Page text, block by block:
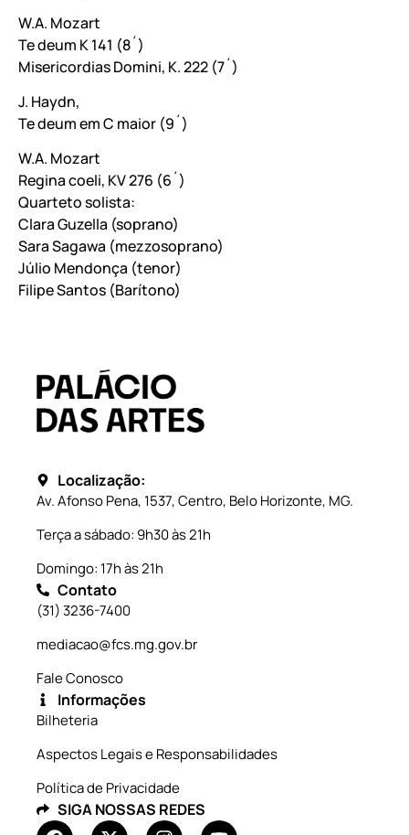
W.A. Mozart
Te deum K 141 (8´)
Misericordias Domini, K. 222 (7´)
J. Haydn,
Te deum em C maior (9´)
W.A. Mozart
Regina coeli, KV 276 (6´)
Quarteto solista:
Clara Guzella (soprano)
Sara Sagawa (mezzosoprano)
Júlio Mendonça (tenor)
Filipe Santos (Barítono)
Localização:
Av. Afonso Pena, 1537, Centro, Belo Horizonte, MG.
Terça a sábado: 9h30 às 21h
Domingo: 17h às 21h
Contato
(31) 3236-7400
mediacao@fcs.mg.gov.br
Fale Conosco
Informações
Bilheteria
Aspectos Legais e Responsabilidades
Política de Privacidade
SIGA NOSSAS REDES